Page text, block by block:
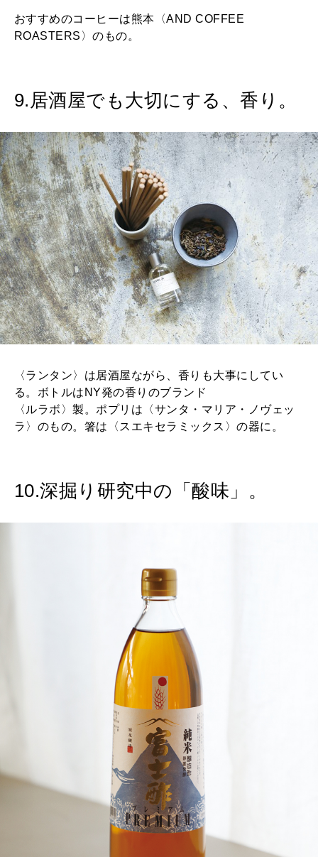
おすすめのコーヒーは熊本〈AND COFFEE
ROASTERS〉のもの。
9.居酒屋でも大切にする、香り。
〈ランタン〉は居酒屋ながら、香りも大事にしてい
る。ボトルはNY発の香りのブランド
〈ルラボ〉製。ポプリは〈サンタ・マリア・ノヴェッ
ラ〉のもの。箸は〈スエキセラミックス〉の器に。
10.深掘り研究中の「酸味」。